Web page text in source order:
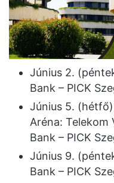
Június 2.
Bank – PICK
Június 5.
Aréna: Telekom
Bank – PICK
Június 9.
Bank – PICK